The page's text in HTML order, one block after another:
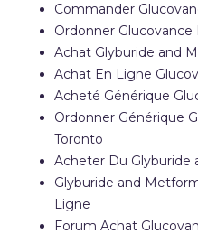
Commander
Ordonner Glucovance
Achat Glyburide and
Achat En Ligne
Acheté Générique
Ordonner Générique
Toronto
Acheter Du
Glyburide and
Ligne
Forum Achat